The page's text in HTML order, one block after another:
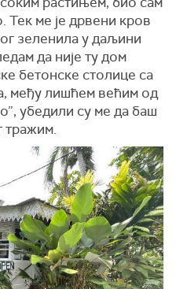
Тек ме је дрвени кров
зеленила у даљини
да није ту дом
бетонске столице са
међу лишћем већим од
убедили су ме да баш
тражим.